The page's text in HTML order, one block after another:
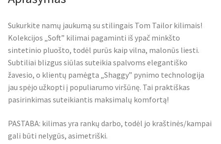
Sukurkite namų jaukumą su stilingais Tom Tailor kilimais!
Kolekcijos „Soft” kilimai pagaminti iš ypač minkšto
sintetinio pluošto, todėl purūs kaip vilna, malonūs liesti.
Subtiliai blizgus siūlas suteikia spalvoms elegantiško
žavesio, o klientų pamėgta „Shaggy” pynimo technologija
jau spėjo užkopti į populiarumo viršūnę. Tai praktiškas
pasirinkimas suteikiantis maksimalų komfortą!
PASTABA: kilimas yra rankų darbo, todėl jo kraštinės/kampai
gali būti nelygūs, asimetriški.